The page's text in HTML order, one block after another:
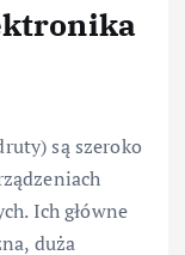
są szeroko
Ich główne
duża